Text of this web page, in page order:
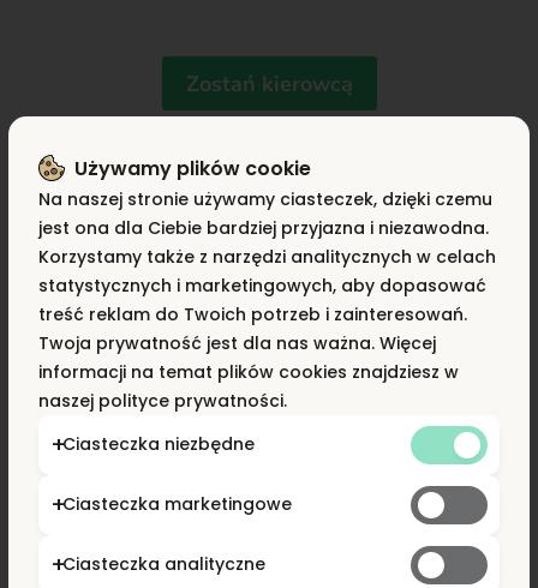
Zostań kierowcą
Chęć do pracy
Miły, uśmiechnięty kierowca z czystym samochodem
to lepsze oceny i wyższe napiwki!
Najlepsza oferta dla kierowców Uber
Wynajem samochodów
już od 350 zł tygodniowo!
Używamy plików cookie
Na naszej stronie używamy ciasteczek, dzięki czemu
jest ona dla Ciebie bardziej przyjazna i niezawodna.
Korzystamy także z narzędzi analitycznych w celach
statystycznych i marketingowych, aby dopasować
treść reklam do Twoich potrzeb i zainteresowań.
Twoja prywatność jest dla nas ważna. Więcej
informacji na temat plików cookies znajdziesz w
naszej polityce prywatności.
Ciasteczka niezbędne
Ciasteczka marketingowe
Ciasteczka analityczne